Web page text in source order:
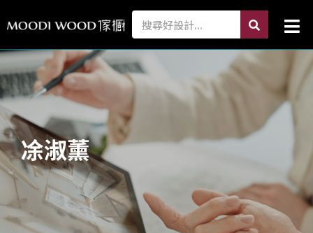
至
要
內
容
Search search
凃淑薰